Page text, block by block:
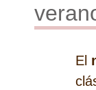
El